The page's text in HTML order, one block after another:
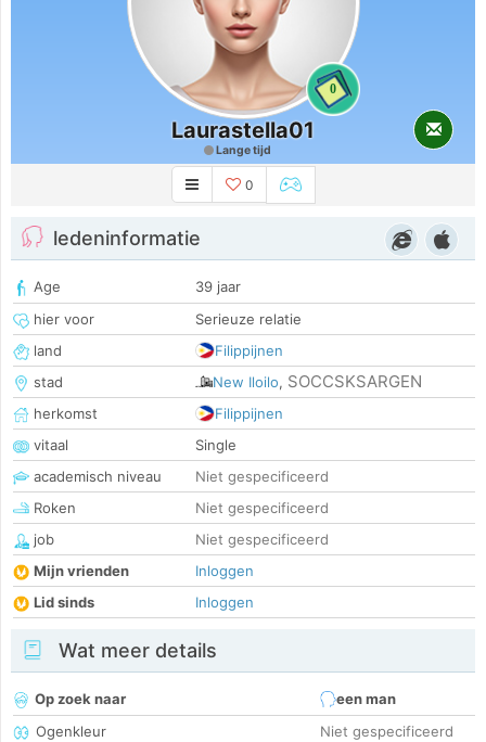
0
Laurastella01
Lange tijd
0
ledeninformatie
Age
39 jaar
hier voor
Serieuze relatie
land
Filippijnen
stad
New Iloilo, SOCCSKSARGEN
herkomst
Filippijnen
vitaal
Single
academisch niveau
Niet gespecificeerd
Roken
Niet gespecificeerd
job
Niet gespecificeerd
Mijn vrienden
Inloggen
Lid sinds
Inloggen
Wat meer details
Op zoek naar
een man
Ogenkleur
Niet gespecificeerd